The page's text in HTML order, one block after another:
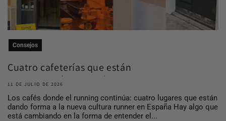
Consejos
Cuatro cafeterías que están
construyendo comuni...
11 DE JULIO DE 2026
Los cafés donde el running continúa: cuatro lugares que están
dando forma a la nueva cultura runner en España Hay algo que
está cambiando en la forma de entender el...